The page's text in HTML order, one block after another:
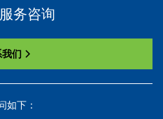
务咨询
们
如下：